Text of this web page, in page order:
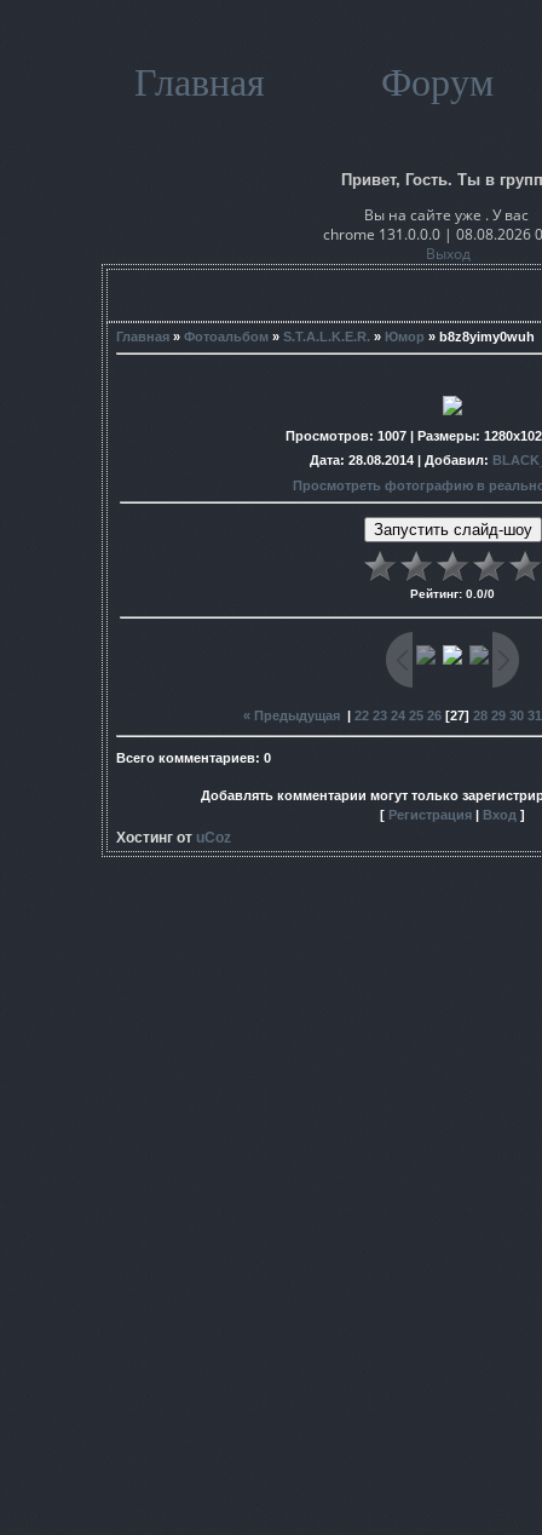
Главная Форум
Привет, Гость. Ты в
Вы на сайте уже . У вас
chrome 131.0.0.0 | 08.08.2026
Выход
Главная » Фотоальбом » S.T.A.L.K.E.R. » Юмор » b8z8yimy0wuh
Просмотров: 1007 | Размеры:
Дата: 28.08.2014 | Добавил:
Просмотреть фотографию в
Рейтинг: 0.0/0
« Предыдущая| 22 23 24 25 26[27] 28 29 30 31
Всего комментариев: 0
Добавлять комментарии могут только
[ Регистрация Вход ]
Хостинг от uCoz